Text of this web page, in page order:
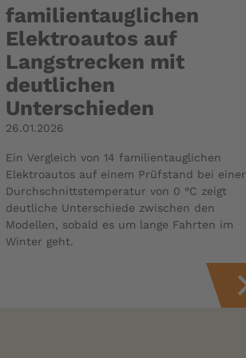
familientauglichen
Elektroautos auf
Langstrecken mit
deutlichen
Unterschieden
26.01.2026
Ein Vergleich von 14 familientauglichen
Elektroautos auf einem Prüfstand bei einer
Durchschnittstemperatur von 0 °C zeigt
deutliche Unterschiede zwischen den
Modellen, sobald es um lange Fahrten im
Winter geht.